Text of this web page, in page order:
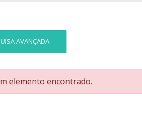
AVANÇADA
elemento encontrado.